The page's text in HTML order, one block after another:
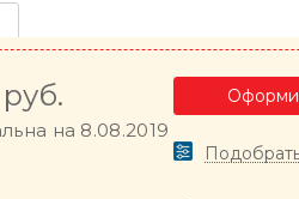
на 8.08.2019